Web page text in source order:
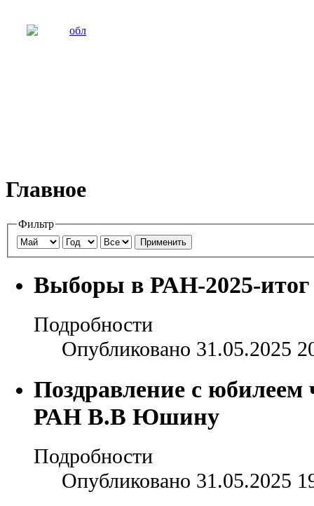
Главное
Фильтр
Применить
Выборы в РАН-2025-итог
Подробности
Опубликовано 31.05.2025
Поздравление с юбилеем
РАН В.В Юшину
Подробности
Опубликовано 31.05.2025